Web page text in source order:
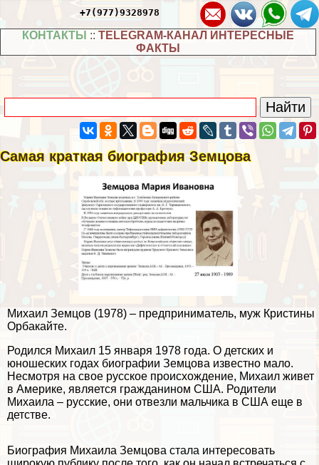
+7(977)9328978
КОНТАКТЫ :: TELEGRAM-КАНАЛ ИНТЕРЕСНЫЕ
ФАКТЫ
Самая краткая биография Земцова
Михаил Земцов (1978) – предприниматель, муж Кристины
Орбакайте.
Родился Михаил 15 января 1978 года. О детских и
юношеских годах биографии Земцова известно мало.
Несмотря на свое русское происхождение, Михаил живет
в Америке, является гражданином США. Родители
Михаила – русские, они отвезли мальчика в США еще в
детстве.
Биография Михаила Земцова стала интересовать